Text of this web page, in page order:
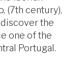
(7th century),
the
one of the
Portugal.